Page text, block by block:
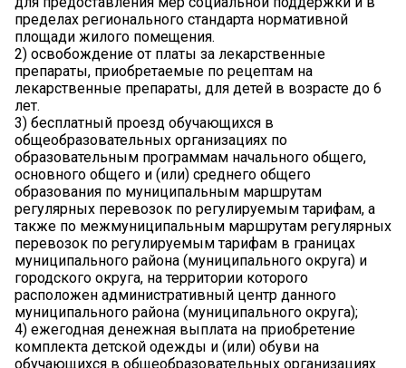
пределах регионального стандарта нормативной
площади жилого помещения.
2) освобождение от платы за лекарственные
препараты, приобретаемые по рецептам на
лекарственные препараты, для детей в возрасте до 6
лет.
3) бесплатный проезд обучающихся в
общеобразовательных организациях по
образовательным программам начального общего,
основного общего и (или) среднего общего
образования по муниципальным маршрутам
регулярных перевозок по регулируемым тарифам, а
также по межмуниципальным маршрутам регулярных
перевозок по регулируемым тарифам в границах
муниципального района (муниципального округа) и
городского округа, на территории которого
расположен административный центр данного
муниципального района (муниципального округа);
4) ежегодная денежная выплата на приобретение
комплекта детской одежды и (или) обуви на
обучающихся в общеобразовательных организациях